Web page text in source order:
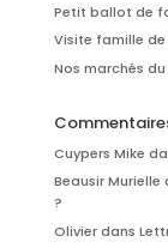
Petit ballot de
Visite famille
Nos marchés
Cuypers Mike
Beausir Murielle
?
Olivierdans